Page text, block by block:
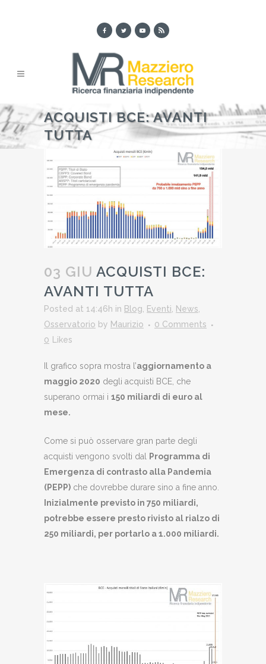
ACQUISTI BCE: AVANTI
TUTTA
03 GIU ACQUISTI BCE:
AVANTI TUTTA
Posted at 14:46h in Blog Eventi News
Osservatorio by Maurizio
0 Comments
0
Likes
Il grafico sopra mostra l’aggiornamento a
maggio 2020 degli acquisti BCE, che
superano ormai i 150 miliardi di euro al
mese.
Come si può osservare gran parte degli
acquisti vengono svolti dal
Programma di
Emergenza di contrasto alla Pandemia
(PEPP) che dovrebbe durare sino a fine anno.
Inizialmente previsto in 750 miliardi,
potrebbe essere presto rivisto al rialzo di
250 miliardi, per portarlo a 1.000 miliardi.